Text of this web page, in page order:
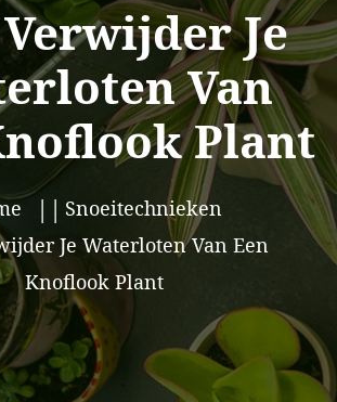
Je
Van
Plant
Snoeitechnieken
Je Waterloten Van Een
Knoflook Plant